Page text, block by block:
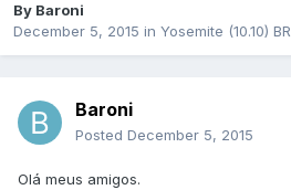
By Baroni
December 5, 2015 in Yosemite (10.10) BR
Baroni
Posted December 5, 2015
Olá meus amigos.